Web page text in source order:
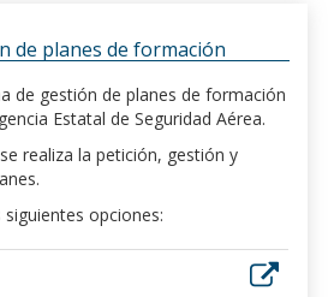
de planes de formación
de gestión de planes de formación
Estatal de Seguridad Aérea.
realiza la petición, gestión y
opciones: